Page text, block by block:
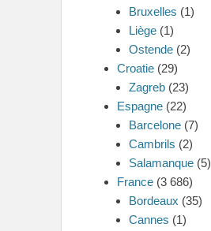
Bruxelles (1)
Liège (1)
Ostende (2)
Croatie (29)
Zagreb (23)
Espagne (22)
Barcelone (7)
Cambrils (2)
Salamanque (5)
France (3 686)
Bordeaux (35)
Cannes (1)